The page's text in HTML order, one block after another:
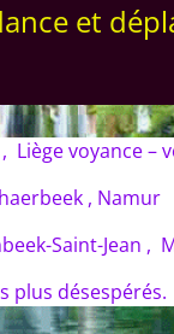
et
Liège voyance –
, Namur
Saint-Jean ,
plus désespérés.